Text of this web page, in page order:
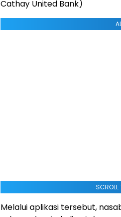
Cathay United Bank)
SCROLL
Melalui aplikasi tersebut,